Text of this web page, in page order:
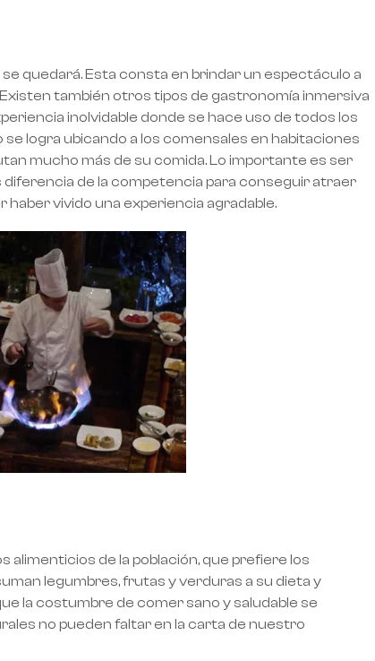
quedará. Esta consta en brindar un espectáculo a
también otros tipos de gastronomía inmersiva
inolvidable donde se hace uso de todos los
logra ubicando a los comensales en habitaciones
mucho más de su comida. Lo importante es ser
de la competencia para conseguir atraer
vivido una experiencia agradable.
alimenticios de la población, que prefiere los
legumbres, frutas y verduras a su dieta y
la costumbre de comer sano y saludable se
no pueden faltar en la carta de nuestro